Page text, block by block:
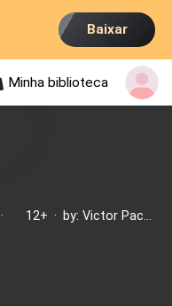
Baixar
Minha biblioteca
· 12+ ·